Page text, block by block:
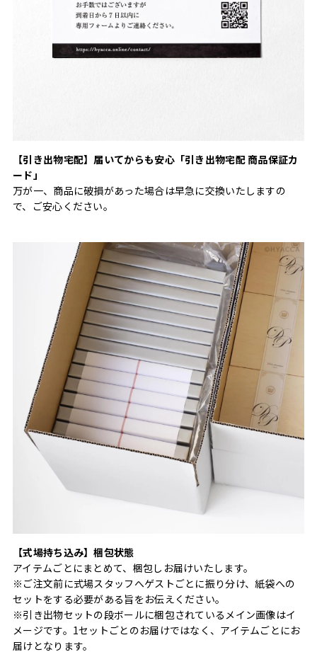
【引き出物宅配】届いてからも安心「引き出物宅配 商品保証カ
ード」
万が一、商品に破損があった場合は早急に交換いたしますの
で、ご安心ください。
【式場持ち込み】梱包状態
アイテムごとにまとめて、梱包しお届けいたします。
※ご注文前に式場スタッフへゲストごとに振り分け、紙袋への
セットをする必要がある旨をお伝えください。
※引き出物セットの段ボールに梱包されているメイン画像はイ
メージです。1セットごとのお届けではなく、アイテムごとにお
届けとなります。